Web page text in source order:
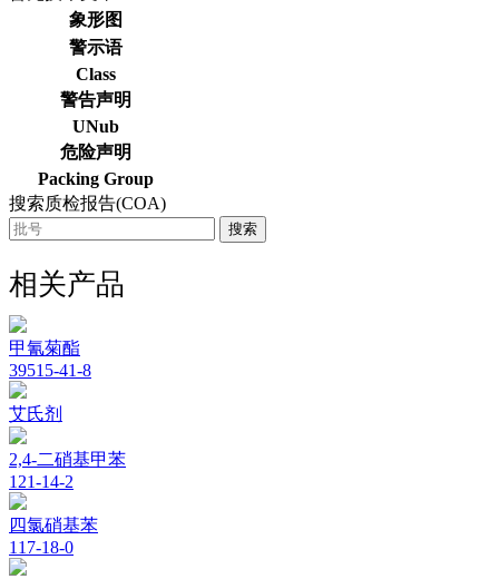
象形图
警示语
Class
警告声明
UNub
危险声明
Packing Group
搜索质检报告(COA)
搜索
相关产品
甲氰菊酯
39515-41-8
艾氏剂
2,4-二硝基甲苯
121-14-2
四氯硝基苯
117-18-0